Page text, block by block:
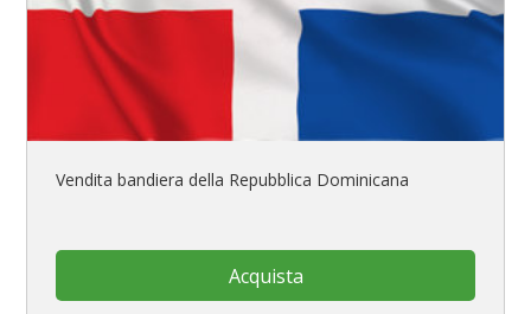
Vendita bandiera della Repubblica Dominicana
Acquista